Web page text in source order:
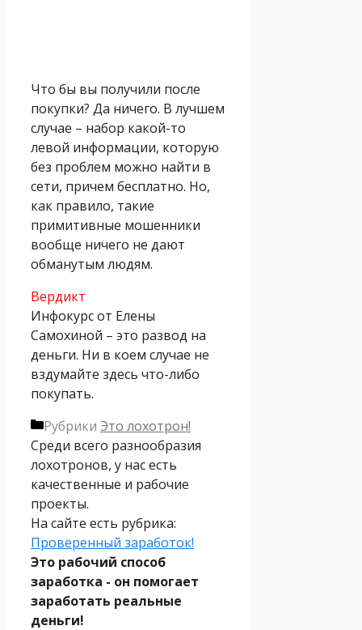
Что бы вы получили после
покупки? Да ничего. В лучшем
случае – набор какой-то
левой информации, которую
без проблем можно найти в
сети, причем бесплатно. Но,
как правило, такие
примитивные мошенники
вообще ничего не дают
обманутым людям.
Вердикт
Инфокурс от Елены
Самохиной – это развод на
деньги. Ни в коем случае не
вздумайте здесь что-либо
покупать.
Рубрики Это лохотрон!
Среди всего разнообразия
лохотронов, у нас есть
качественные и рабочие
проекты.
На сайте есть рубрика:
Проверенный заработок!
Это рабочий способ
заработка - он помогает
заработать реальные
деньги!